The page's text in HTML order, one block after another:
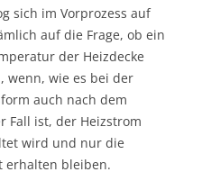
sich im Vorprozess auf
auf die Frage, ob ein
der Heizdecke
wenn, wie es bei der
auch nach dem
Fall ist, der Heizstrom
wird und nur die
erhalten bleiben.